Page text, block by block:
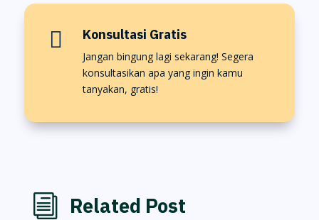
 Konsultasi Gratis
Jangan bingung lagi sekarang! Segera
konsultasikan apa yang ingin kamu
tanyakan, gratis!
i Related Post